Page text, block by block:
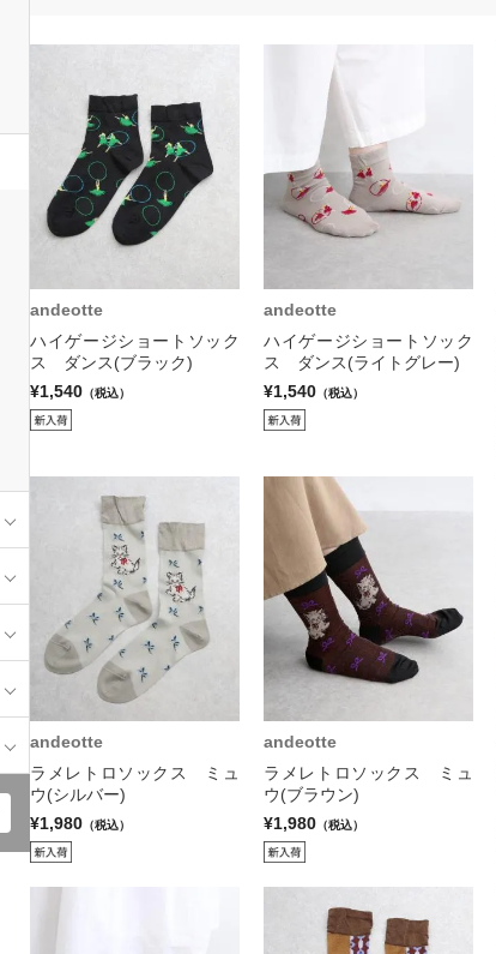
andeotte
ハイゲージショートソック
ス ダンス(ブラック)
¥1,540 （税込）
andeotte
ハイゲージショートソック
ス ダンス(ライトグレー)
¥1,540 （税込）
andeotte
ラメレトロソックス ミュ
ウ(シルバー)
¥1,980 （税込）
andeotte
ラメレトロソックス ミュ
ウ(ブラウン)
¥1,980 （税込）